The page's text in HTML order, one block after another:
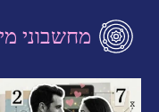
מחשבוני